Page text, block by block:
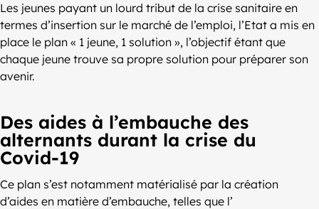
Les jeunes payant un lourd tribut de la crise sanitaire en
termes d’insertion sur le marché de l’emploi, l’Etat a mis en
place le plan « 1 jeune, 1 solution », l’objectif étant que
chaque jeune trouve sa propre solution pour préparer son
avenir.
Des aides à l’embauche des
alternants durant la crise du
Covid-19
Ce plan s’est notamment matérialisé par la création
d’aides en matière d’embauche, telles que l’